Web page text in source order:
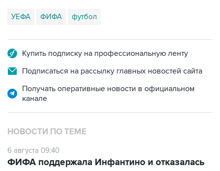
УЕФА ФИФА футбол
Купить подписку на профессиональную ленту
Подписаться на рассылку главных новостей сайта
Получать оперативные новости в официальном
канале
НОВОСТИ ПО ТЕМЕ
6 августа 09:40
ФИФА поддержала Инфантино и отказалась